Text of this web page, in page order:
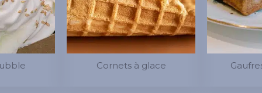
Cornets à glace